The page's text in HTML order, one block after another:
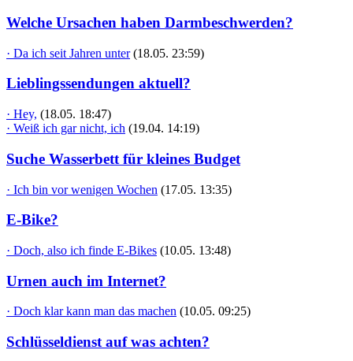
Welche Ursachen haben Darmbeschwerden?
· Da ich seit Jahren unter (18.05. 23:59)
Lieblingssendungen aktuell?
· Hey, (18.05. 18:47)
· Weiß ich gar nicht, ich (19.04. 14:19)
Suche Wasserbett für kleines Budget
· Ich bin vor wenigen Wochen (17.05. 13:35)
E-Bike?
· Doch, also ich finde E-Bikes (10.05. 13:48)
Urnen auch im Internet?
· Doch klar kann man das machen (10.05. 09:25)
Schlüsseldienst auf was achten?